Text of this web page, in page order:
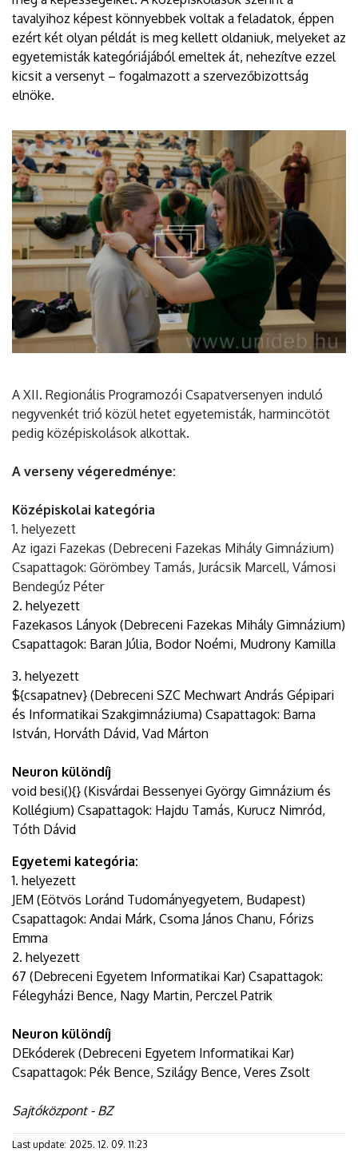
tavalyihoz képest könnyebbek voltak a feladatok, éppen
ezért két olyan példát is meg kellett oldaniuk, melyeket az
egyetemisták kategóriájából emeltek át, nehezítve ezzel
kicsit a versenyt – fogalmazott a szervezőbizottság
elnöke.
A XII. Regionális Programozói Csapatversenyen induló
negyvenkét trió közül hetet egyetemisták, harmincötöt
pedig középiskolások alkottak.
A verseny végeredménye:
Középiskolai kategória
1. helyezett
Az igazi Fazekas (Debreceni Fazekas Mihály Gimnázium)
Csapattagok: Görömbey Tamás, Jurácsik Marcell, Vámosi
Bendegúz Péter
2. helyezett
Fazekasos Lányok (Debreceni Fazekas Mihály Gimnázium)
Csapattagok: Baran Júlia, Bodor Noémi, Mudrony Kamilla
3. helyezett
${csapatnev} (Debreceni SZC Mechwart András Gépipari
és Informatikai Szakgimnáziuma) Csapattagok: Barna
István, Horváth Dávid, Vad Márton
Neuron különdíj
void besi(){} (Kisvárdai Bessenyei György Gimnázium és
Kollégium) Csapattagok: Hajdu Tamás, Kurucz Nimród,
Tóth Dávid
Egyetemi kategória:
1. helyezett
JEM (Eötvös Loránd Tudományegyetem, Budapest)
Csapattagok: Andai Márk, Csoma János Chanu, Fórizs
Emma
2. helyezett
67 (Debreceni Egyetem Informatikai Kar) Csapattagok:
Félegyházi Bence, Nagy Martin, Perczel Patrik
Neuron különdíj
DEkóderek (Debreceni Egyetem Informatikai Kar)
Csapattagok: Pék Bence, Szilágy Bence, Veres Zsolt
Sajtóközpont - BZ
Last update: 2025. 12. 09. 11:23